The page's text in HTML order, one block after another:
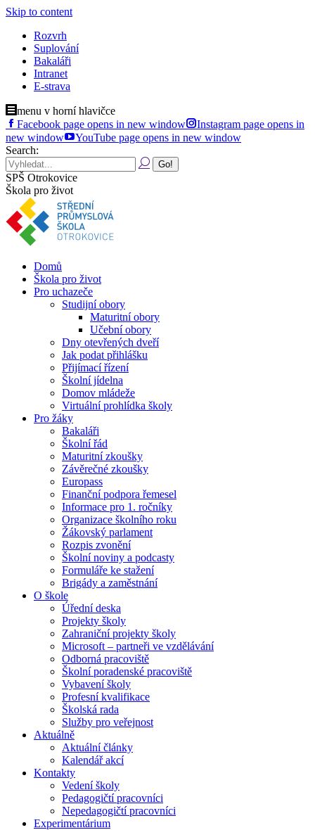
Skip to content
Rozvrh
Suplování
Bakaláři
Intranet
E-strava
menu v horní hlavičce
Facebook page opens in new window
Instagram page opens in
new window
YouTube page opens in new window
Search:
SPŠ Otrokovice
Škola pro život
Domů
Škola pro život
Pro uchazeče
Studijní obory
Maturitní obory
Učební obory
Dny otevřených dveří
Jak podat přihlášku
Přijímací řízení
Školní jídelna
Domov mládeže
Virtuální prohlídka školy
Pro žáky
Bakaláři
Školní řád
Maturitní zkoušky
Závěrečné zkoušky
Europass
Finanční podpora řemesel
Informace pro 1. ročníky
Organizace školního roku
Žákovský parlament
Rozpis zvonění
Školní noviny a podcasty
Formuláře ke stažení
Brigády a zaměstnání
O škole
Úřední deska
Projekty školy
Zahraniční projekty školy
Microsoft – partneři ve vzdělávání
Odborná pracoviště
Školní poradenské pracoviště
Vybavení školy
Profesní kvalifikace
Školská rada
Služby pro veřejnost
Aktuálně
Aktuální články
Kalendář akcí
Kontakty
Vedení školy
Pedagogičtí pracovníci
Nepedagogičtí pracovníci
Experimentárium